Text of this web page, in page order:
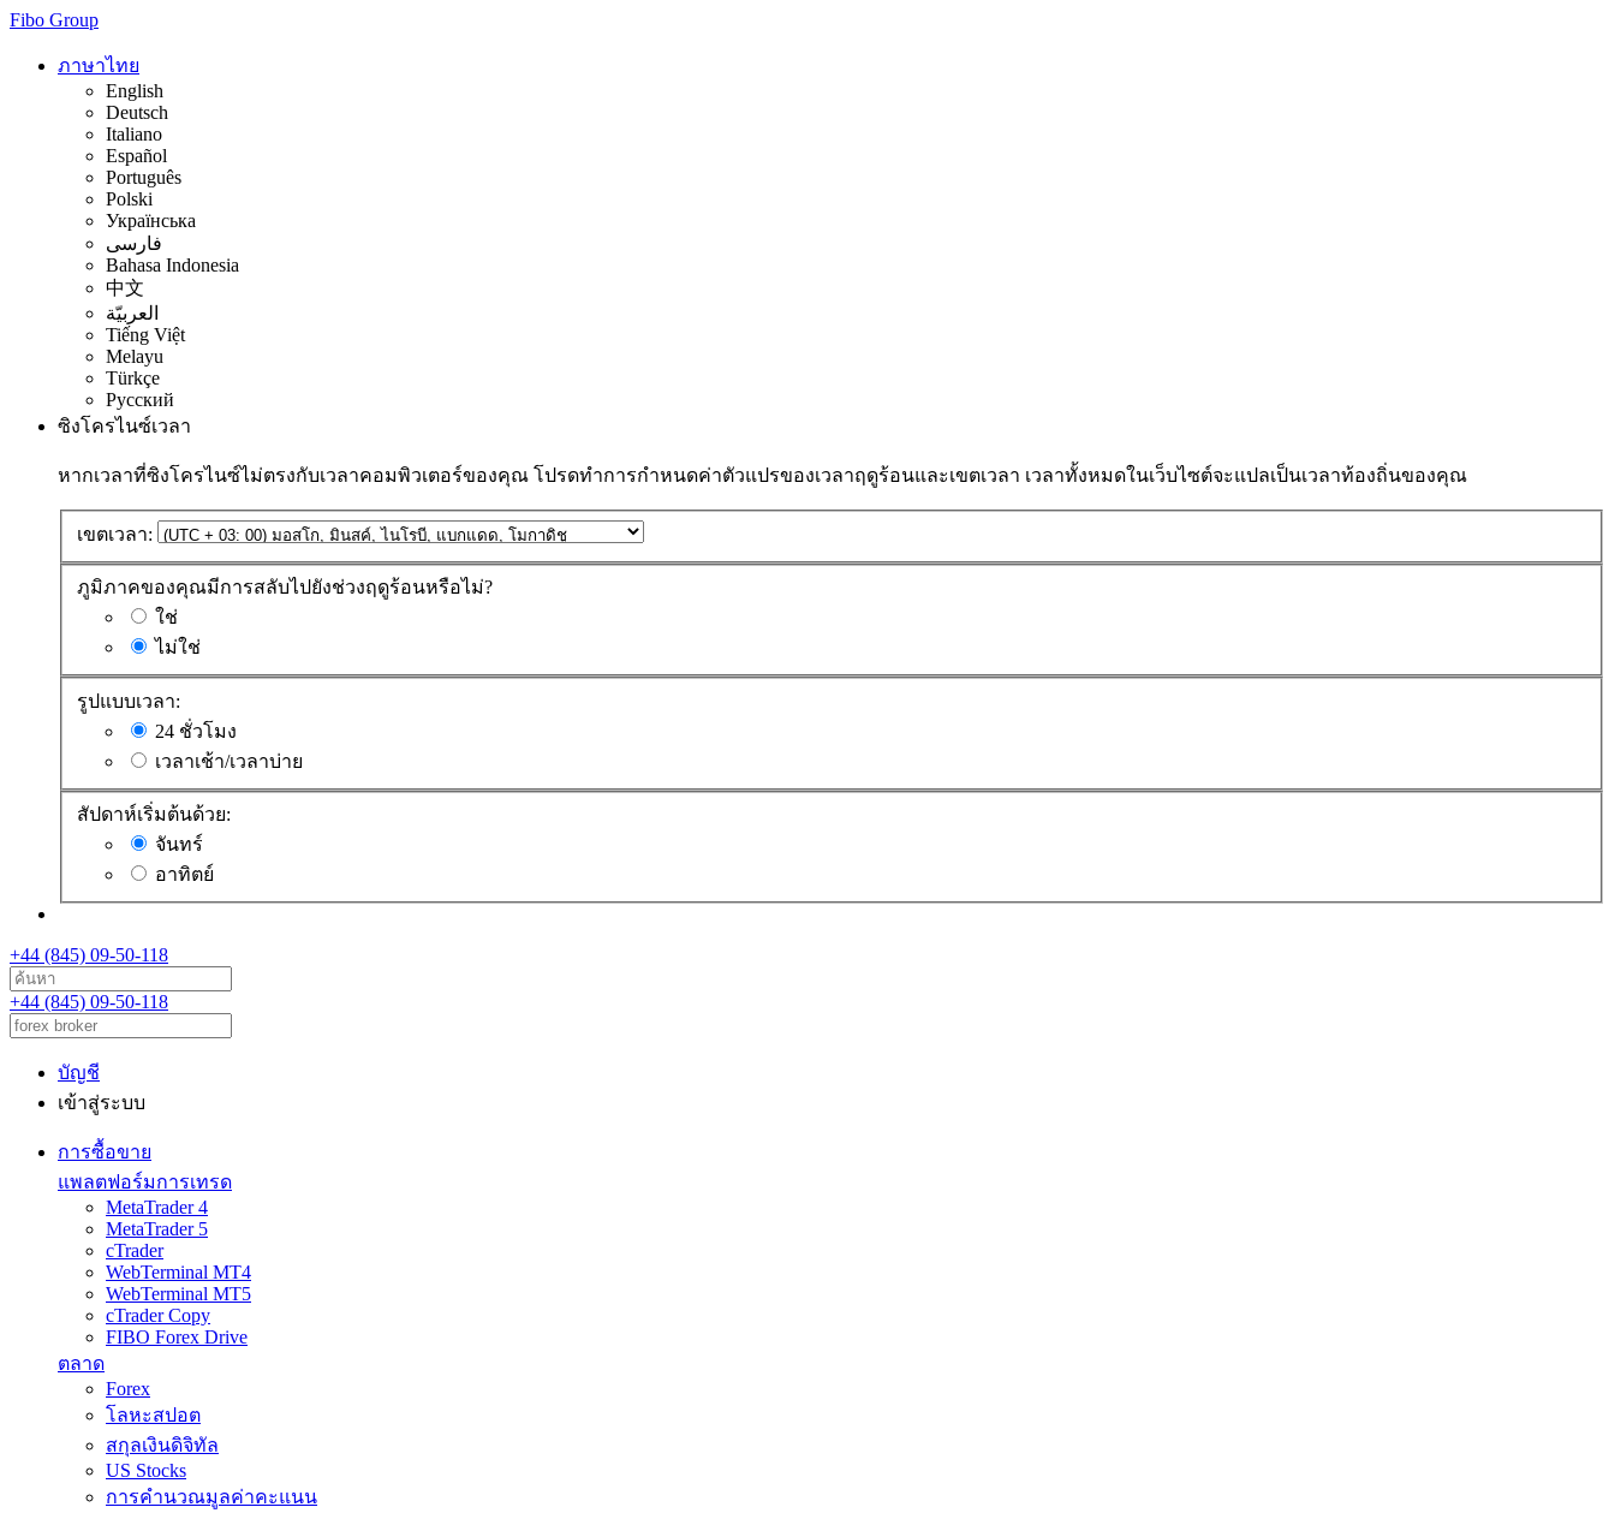
Fibo Group
ภาษาไทย
English
Deutsch
Italiano
Español
Português
Polski
Українська
فارسی
Bahasa Indonesia
中文
العربيّة
Tiếng Việt
Melayu
Türkçe
Русский
ซิงโครไนซ์เวลา
หากเวลาที่ซิงโครไนซ์ไม่ตรงกับเวลาคอมพิวเตอร์ของคุณ โปรดทำการกำหนดค่าตัวแปรของเวลาฤดูร้อนและเขตเวลา เวลาทั้งหมดในเว็บไซต์จะแปลเป็นเวลาท้องถิ่นของคุณ
เขตเวลา:
ภูมิภาคของคุณมีการสลับไปยังช่วงฤดูร้อนหรือไม่?
ใช่
ไม่ใช่
รูปแบบเวลา:
24 ชั่วโมง
เวลาเช้า/เวลาบ่าย
สัปดาห์เริ่มต้นด้วย:
จันทร์
อาทิตย์
+44 (845) 09-50-118
+44 (845) 09-50-118
บัญชี
เข้าสู่ระบบ
การซื้อขาย
แพลตฟอร์มการเทรด
MetaTrader 4
MetaTrader 5
cTrader
WebTerminal MT4
WebTerminal MT5
cTrader Copy
FIBO Forex Drive
ตลาด
Forex
โลหะสปอต
สกุลเงินดิจิทัล
US Stocks
การคำนวณมูลค่าคะแนน